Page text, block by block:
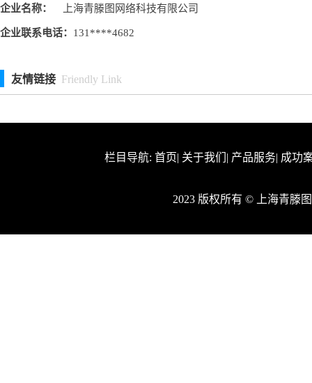
企业名称： 上海青滕图网络科技有限公司
企业联系电话： 131****4682
友情链接 Friendly Link
栏目导航: 首页| 关于我们 | 产品服务| 成功
2023 版权所有 © 上海青滕